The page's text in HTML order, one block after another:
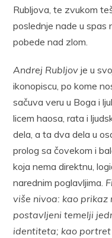
Rubljova, te zvukom
poslednje nade u spas
pobede nad zlom.
Andrej Rubljov je u
ikonopiscu, po kome
sačuva veru u Boga i
licem haosa, rata i
dela, a ta dva dela u
prolog sa čovekom i
koja nema direktnu,
narednim poglavljima.
više nivoa: kao prikaz
postavljeni temelji
identiteta; kao